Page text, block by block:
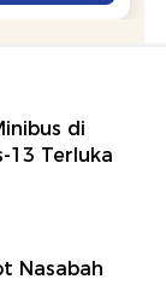
di
13 Terluka
Nasabah